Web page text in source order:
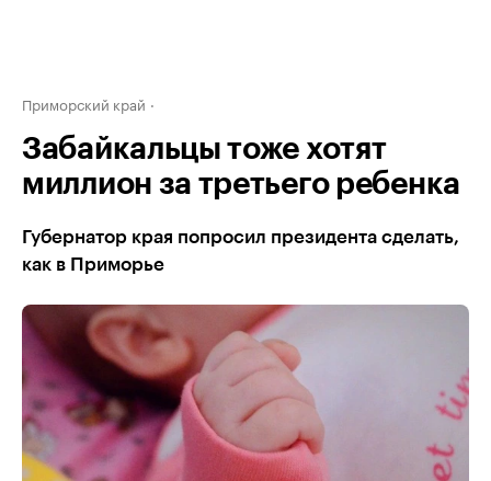
Приморский край
Забайкальцы тоже хотят
миллион за третьего ребенка
Губернатор края попросил президента сделать,
как в Приморье